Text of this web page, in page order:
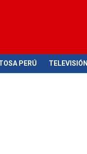
PERÚ TELEVISIÓN